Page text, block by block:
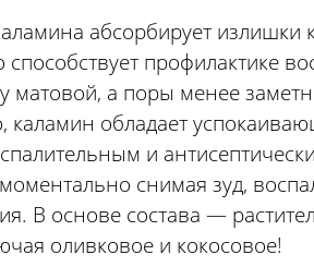
абсорбирует излишки
способствует профилактике
матовой, а поры менее
каламин обладает
и
снимая зуд,
В основе состава —
оливковое и кокосовое!